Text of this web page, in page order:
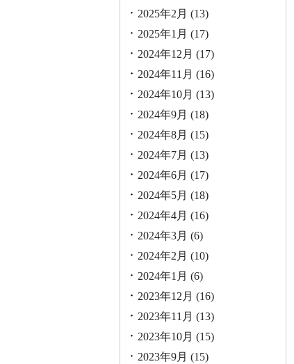
2025年2月 (13)
2025年1月 (17)
2024年12月 (17)
2024年11月 (16)
2024年10月 (13)
2024年9月 (18)
2024年8月 (15)
2024年7月 (13)
2024年6月 (17)
2024年5月 (18)
2024年4月 (16)
2024年3月 (6)
2024年2月 (10)
2024年1月 (6)
2023年12月 (16)
2023年11月 (13)
2023年10月 (15)
2023年9月 (15)